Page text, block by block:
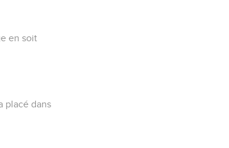
en soit
placé dans